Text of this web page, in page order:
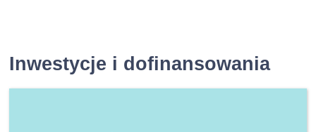
Inwestycje i dofinansowania